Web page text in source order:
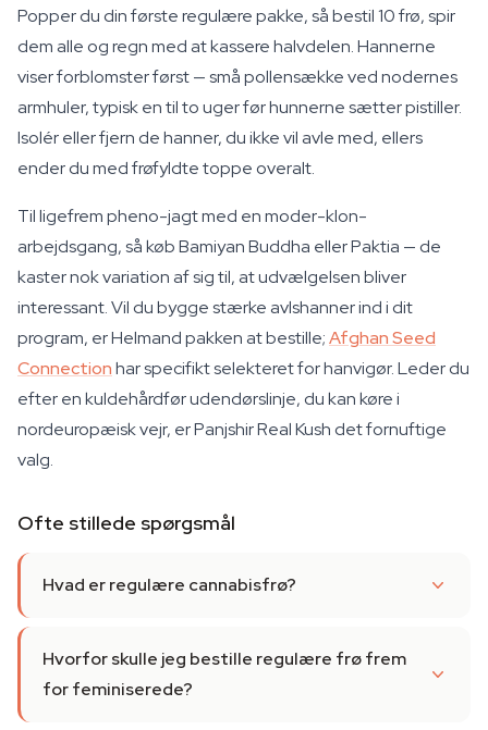
Popper du din første regulære pakke, så bestil 10 frø, spir
dem alle og regn med at kassere halvdelen. Hannerne
viser forblomster først — små pollensække ved nodernes
armhuler, typisk en til to uger før hunnerne sætter pistiller.
Isolér eller fjern de hanner, du ikke vil avle med, ellers
ender du med frøfyldte toppe overalt.
Til ligefrem pheno-jagt med en moder-klon-
arbejdsgang, så køb Bamiyan Buddha eller Paktia — de
kaster nok variation af sig til, at udvælgelsen bliver
interessant. Vil du bygge stærke avlshanner ind i dit
program, er Helmand pakken at bestille;Afghan Seed
Connectionhar specifikt selekteret for hanvigør. Leder du
efter en kuldehårdfør udendørslinje, du kan køre i
nordeuropæisk vejr, er Panjshir Real Kush det fornuftige
valg.
Ofte stillede spørgsmål
Hvad er regulære cannabisfrø?
Hvorfor skulle jeg bestille regulære frø frem
for feminiserede?